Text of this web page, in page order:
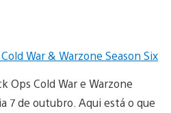
Ops Cold War e Warzone
7 de outubro. Aqui está o que